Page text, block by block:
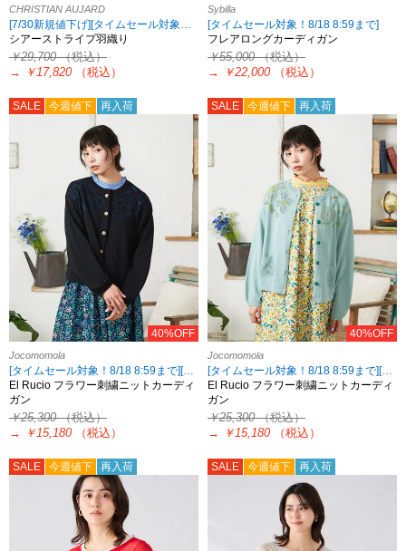
CHRISTIAN AUJARD
[7/30新規値下げ][タイムセール対象！8/18 8:59まで][2点10%OFF対象！8/21 8:59まで 対象ブランド限定]
シアーストライプ羽織り
￥29,700（税込）
→
￥17,820 （税込）
Sybilla
[タイムセール対象！8/18 8:59まで]
フレアロングカーディガン
￥55,000（税込）
→
￥22,000 （税込）
SALE 今週値下 再入荷
40%OFF
Jocomomola
[タイムセール対象！8/18 8:59まで][2点10%OFF3点以上15%OFF対象！8/18 8:59まで Jocomomola限定]
El Rucio フラワー刺繍ニットカーディ
ガン
￥25,300（税込）
→
￥15,180 （税込）
SALE 今週値下 再入荷
40%OFF
Jocomomola
[タイムセール対象！8/18 8:59まで][2点10%OFF3点以上15%OFF対象！8/18 8:59まで Jocomomola限定]
El Rucio フラワー刺繍ニットカーディ
ガン
￥25,300（税込）
→
￥15,180 （税込）
SALE 今週値下 再入荷 SALE 今週値下 再入荷